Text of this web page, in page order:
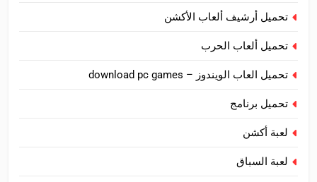
تحميل أرشيف ألعاب الأكشن
تحميل ألعاب الحرب
تحميل العاب الويندوز – download pc games
تحميل برنامج
لعبة أكشن
لعبة السباق